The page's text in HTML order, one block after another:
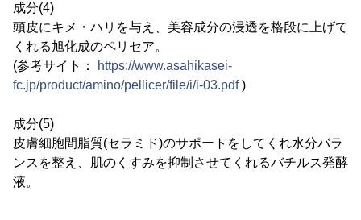
成分(4)
頭皮にキメ・ハリを与え、美容成分の浸透を格段に上げて
くれる旭化成のペリセア。
(参考サイト：
https://www.asahikasei-
fc.jp/product/amino/pellicer/file/i/i-03.pdf)
成分(5)
皮膚細胞間脂質(セラミド)のサポートをしてくれ水分バラ
ンスを整え、肌のくすみを抑制させてくれるバチルス発酵
液。